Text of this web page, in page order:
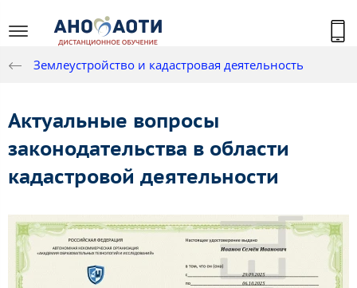
Землеустройство и кадастровая деятельность
Актуальные вопросы
законодательства в области
кадастровой деятельности